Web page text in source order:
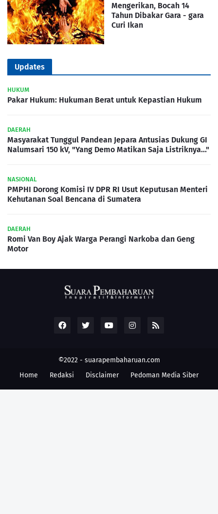
Mengerikan, Bocah 14
Tahun Dibakar Gara - gara
Curi Ikan
Updates
HUKUM
Pakar Hukum: Hukuman Berat untuk Kepastian Hukum
DAERAH
Masyarakat Tunggul Pandean Jepara Antusias Dukung GI
Nalumsari 150 kV, "Yang Demo Matikan Saja Listriknya..."
NASIONAL
PMPHI Dorong Komisi IV DPR RI Usut Keputusan Menteri
Kehutanan Soal Bencana di Sumatera
DAERAH
Romi Van Boy Ajak Warga Perangi Narkoba dan Geng
Motor
©2022 - suarapembaharuan.com
Home
Redaksi Disclaimer Pedoman Media Siber